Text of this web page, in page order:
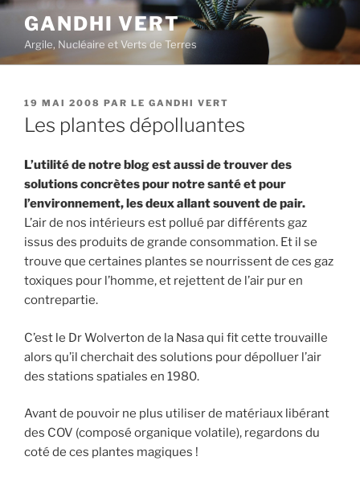
Aller
contenu
principal
GANDHI VERT
Argile, Nucléaire et Verts de Terres
PUBLIÉ
LE
19 MAI 2008 PAR LE GANDHI VERT
Les plantes dépolluantes
L’utilité de notre blog est aussi de trouver des
solutions concrètes pour notre santé et pour
l’environnement, les deux allant souvent de pair.
L’air de nos intérieurs est pollué par différents gaz
issus des produits de grande consommation. Et il se
trouve que certaines plantes se nourrissent de ces gaz
toxiques pour l’homme, et rejettent de l’air pur en
contrepartie.
C’est le Dr Wolverton de la Nasa qui fit cette trouvaille
alors qu’il cherchait des solutions pour dépolluer l’air
des stations spatiales en 1980.
Avant de pouvoir ne plus utiliser de matériaux libérant
des COV (composé organique volatile), regardons du
coté de ces plantes magiques !